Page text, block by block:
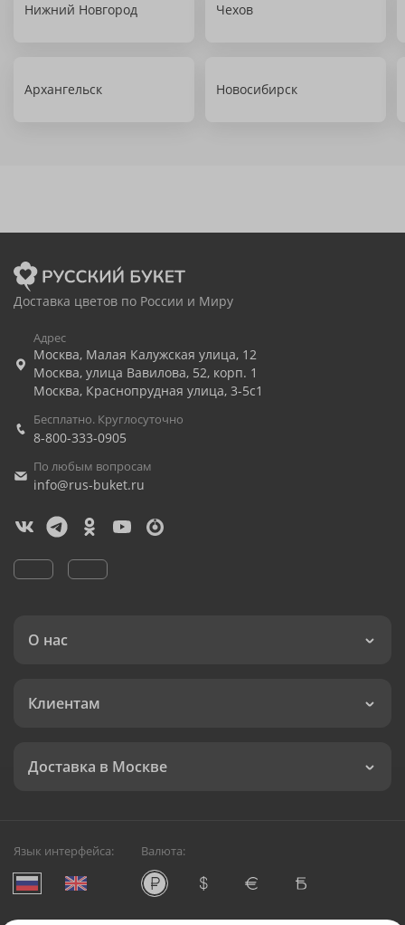
Нижний Новгород Чехов
Архангельск Новосибирск
Доставка цветов по России и Миру
Адрес
Москва, Малая Калужская улица, 12
Москва, улица Вавилова, 52, корп. 1
Москва, Краснопрудная улица, 3-5с1
Бесплатно. Круглосуточно
8-800-333-0905
По любым вопросам
info@rus-buket.ru
О нас
Клиентам
Доставка в Москве
Язык интерфейса: Валюта: